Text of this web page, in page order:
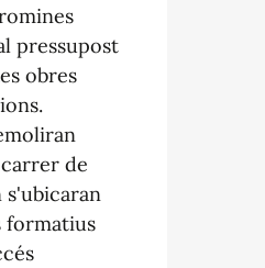
pressupost
obres
de
s'ubicaran
formatius